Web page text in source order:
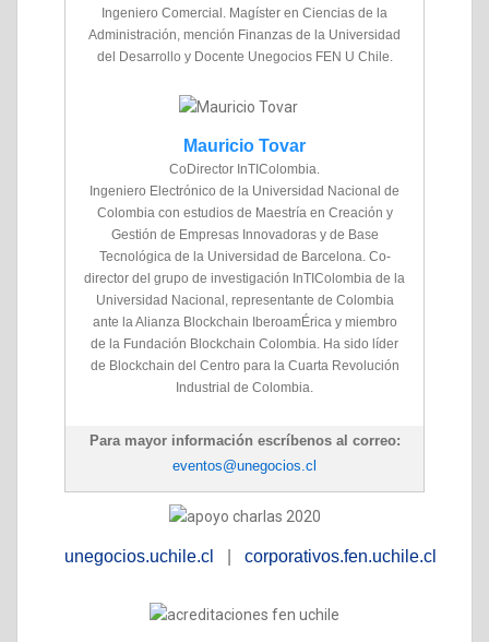
Ingeniero Comercial. Magíster en Ciencias de la
Administración, mención Finanzas de la Universidad
del Desarrollo y Docente Unegocios FEN U Chile.
Mauricio Tovar
CoDirector InTIColombia.
Ingeniero Electrónico de la Universidad Nacional de
Colombia con estudios de Maestría en Creación y
Gestión de Empresas Innovadoras y de Base
Tecnológica de la Universidad de Barcelona. Co-
director del grupo de investigación InTIColombia de la
Universidad Nacional, representante de Colombia
ante la Alianza Blockchain IberoamÉrica y miembro
de la Fundación Blockchain Colombia. Ha sido líder
de Blockchain del Centro para la Cuarta Revolución
Industrial de Colombia.
Para mayor información escríbenos al correo:
eventos@unegocios.cl
unegocios.uchile.cl corporativos.fen.uchile.cl